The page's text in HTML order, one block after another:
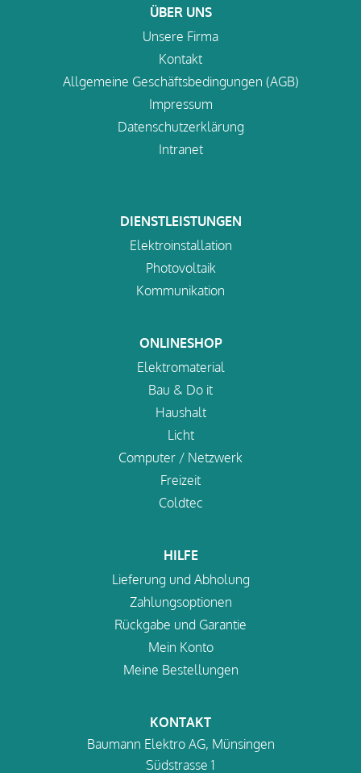
ÜBER UNS
Unsere Firma
Kontakt
Allgemeine Geschäftsbedingungen (AGB)
Impressum
Datenschutzerklärung
Intranet
DIENSTLEISTUNGEN
Elektroinstallation
Photovoltaik
Kommunikation
ONLINESHOP
Elektromaterial
Bau & Do it
Haushalt
Licht
Computer / Netzwerk
Freizeit
Coldtec
HILFE
Lieferung und Abholung
Zahlungsoptionen
Rückgabe und Garantie
Mein Konto
Meine Bestellungen
KONTAKT
Baumann Elektro AG, Münsingen
Südstrasse 1